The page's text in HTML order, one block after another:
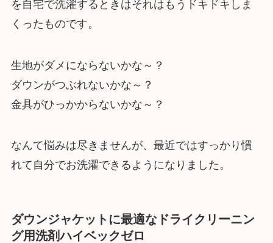
を自宅で洗濯するときはそれはもうドキドキしま
くったものです。
生地がダメにならないかな～？
ダウンがつぶれないかな～？
金具がひっかからないかな～？
なんて悩みは尽きませんが、最近ではすっかり慣
れて自分でお洗濯できるようになりました。
ダウンジャケットに最適なドライクリーニン
グ用洗剤ハイベックゼロ